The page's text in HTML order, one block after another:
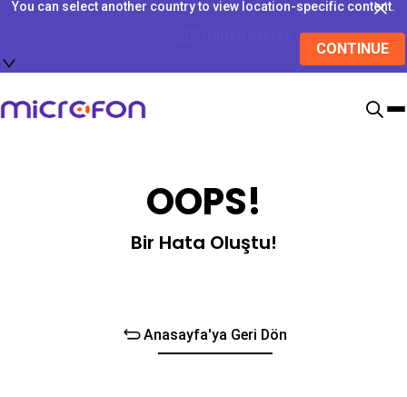
You can select another country to view location-specific content.
CONTINUE
OOPS!
Bir Hata Oluştu!
Anasayfa'ya Geri Dön